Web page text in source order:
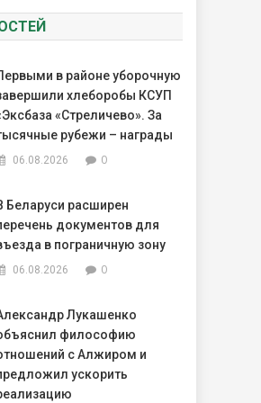
в районе уборочную
хлеборобы КСУП
«Стреличево». За
рубежи – награды
06.08.2026 0
Беларуси расширен
документов для
в пограничную зону
06.08.2026 0
Лукашенко
философию
с Алжиром и
ускорить